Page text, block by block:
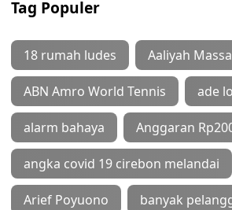
Tag Populer
18 rumah ludes Aaliyah
ABN Amro World Tennis ade
alarm bahaya Anggaran
angka covid 19 cirebon melandai
Arief Poyuono banyak